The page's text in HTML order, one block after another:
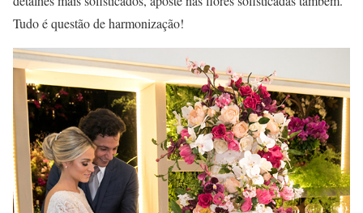
Tudo é questão de harmonização!